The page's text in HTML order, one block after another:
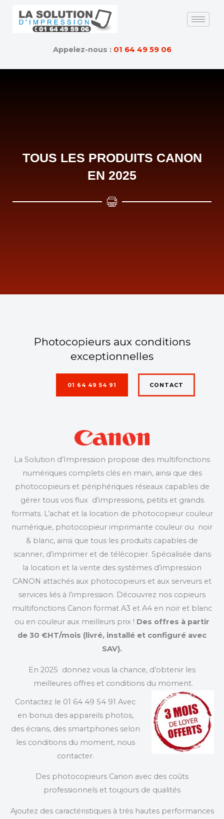
Appelez-nous : 01 64 49 59 06
TOUS LES PRODUITS CANON
EN 2025
Photocopieurs aux conditions
exceptionnelles
01 64 49 54 91 CONTACT
La Solution d’Impression propose des multifonctions
numériques complets clés en main, ainsi que des
photocopieurs et périphériques réseaux capables de
gérer tous vos flux d’impressions, petits et grands
formats. L’achat et la location de photocopieur couleur
numérique, photocopieur imprimante couleur ou noir
& blanc, ainsi que tous les produits capables de
scanner, d’imprimer et de télécopier. Spécialisée dans
la location et la vente des systèmes d’impression
CANON attachés aux photocopieurs et aux serveurs et
services liés à l’impression. Découvrez nos copieurs
multifonctions Canon format A3 et A4 en noir et blanc
ou en couleur aux meilleurs prix ! Des offres à partir
de 30 €HT/mois (livré, installé et configuré avec
SAV).
En 2025 donnez vous la chance, d’obtenir les
meilleures offres et conditions du moment.
Contactez le 01 64 49 54 91 Avec
en bonus des appareils photos,
des écrans, des smartphones selon
les conditions du moment, nous
contacter.
Des photocopieurs Canon avec des coûts
professionnels et toujours de qualités
Ajoutez des caractéristiques à très hautes performances